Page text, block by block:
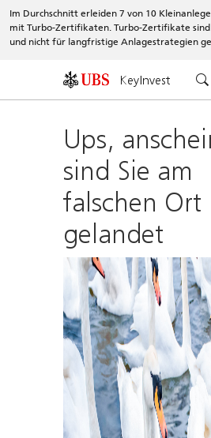
Im Durchschnitt erleiden 7 von 10
mit Turbo-Zertifikaten. Turbo-Zertifikate
und nicht für langfristige Anlagestrategien
KeyInvest
Ups,
sind Sie am
falschen Ort
gelandet